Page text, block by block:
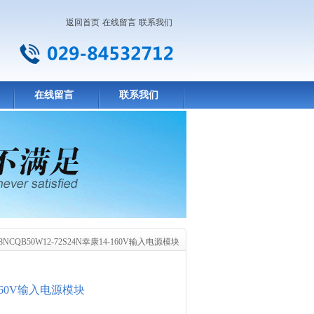
返回首页 在线留言 联系我们
在线留言 联系我们
72S24N幸康14-160V输入电源模块
输入电源模块